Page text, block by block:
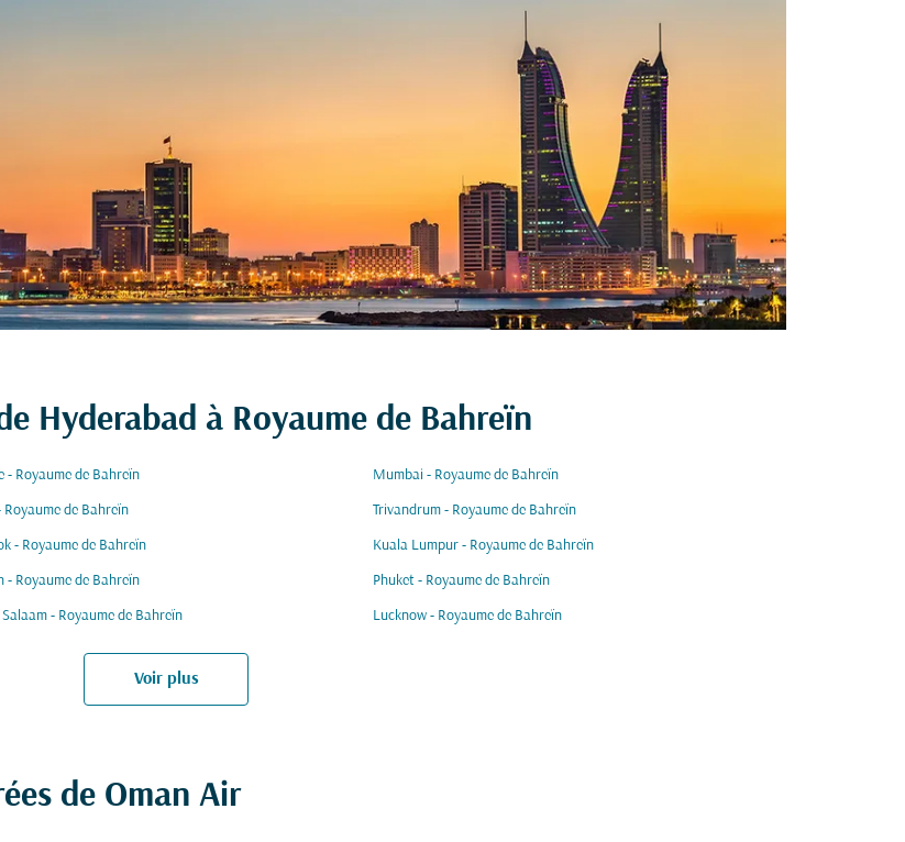
Hyderabad à Royaume de Bahreïn
- Royaume de Bahreïn Mumbai - Royaume de Bahreïn
Royaume de Bahreïn Trivandrum - Royaume de Bahreïn
- Royaume de Bahreïn Kuala Lumpur - Royaume de Bahreïn
- Royaume de Bahreïn Phuket - Royaume de Bahreïn
- Royaume de Bahreïn Lucknow - Royaume de Bahreïn
Voir plus
de Oman Air